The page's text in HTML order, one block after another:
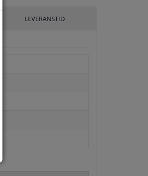
LEVERANSTID